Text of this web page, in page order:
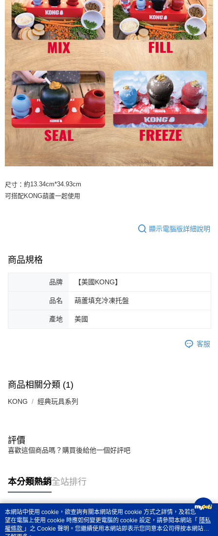
貨到付款
每筆NT$100，滿NT$2,000(含以上)免運費
尺寸 ： 約13.34cm*34.93cm
可搭配KONG葫蘆一起使用
顯示電腦版詳細說明
商品規格
品牌 【美國KONG】
品名 葫蘆填充冷凍托盤
產地 美國
客服
商品相關分類 (1)
KONG 經典玩具系列
評價
喜歡這個商品嗎？購買後給他一個好評吧
本分類熱銷全站排行
熱門標籤
本網站中使用 cookie，欲查詢有關本網站使用 cookie 方式之詳情，及若您不希
望在電腦上使用 cookie 時應如何變更電腦的 cookie 設定，請參閱本網站「 隱私
權條款 」之 Cookie 聲明。您繼續使用本網站即表示您同意本公司得按本網站使